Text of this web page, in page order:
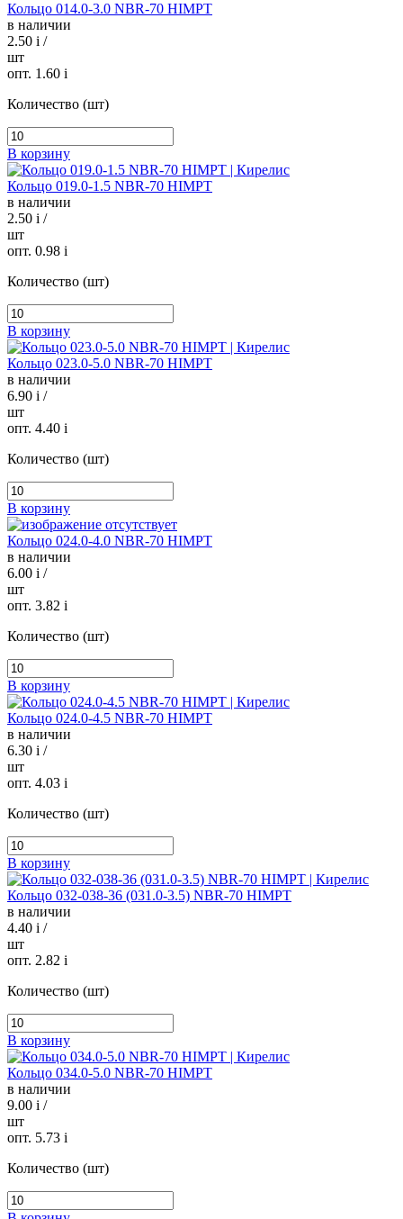
Кольцо 014.0-3.0 NBR-70 HIMPT
в наличии
2.50 i /
шт
опт. 1.60 i
Количество (шт)
В корзину
Кольцо 019.0-1.5 NBR-70 HIMPT
в наличии
2.50 i /
шт
опт. 0.98 i
Количество (шт)
В корзину
Кольцо 023.0-5.0 NBR-70 HIMPT
в наличии
6.90 i /
шт
опт. 4.40 i
Количество (шт)
В корзину
Кольцо 024.0-4.0 NBR-70 HIMPT
в наличии
6.00 i /
шт
опт. 3.82 i
Количество (шт)
В корзину
Кольцо 024.0-4.5 NBR-70 HIMPT
в наличии
6.30 i /
шт
опт. 4.03 i
Количество (шт)
В корзину
Кольцо 032-038-36 (031.0-3.5) NBR-70 HIMPT
в наличии
4.40 i /
шт
опт. 2.82 i
Количество (шт)
В корзину
Кольцо 034.0-5.0 NBR-70 HIMPT
в наличии
9.00 i /
шт
опт. 5.73 i
Количество (шт)